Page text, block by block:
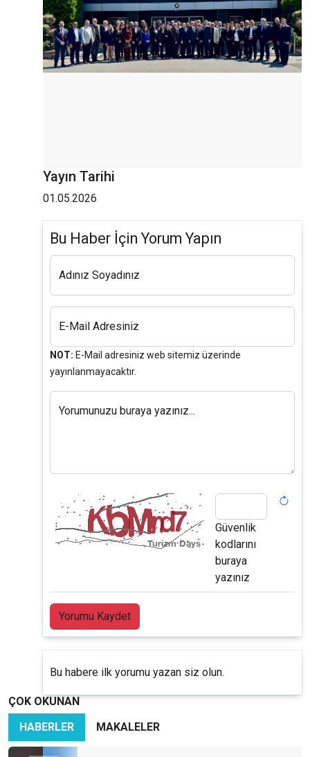
Yayın Tarihi
01.05.2026
Bu Haber İçin Yorum Yapın
Adınız Soyadınız
E-Mail Adresiniz
NOT: E-Mail adresiniz web sitemiz üzerinde
yayınlanmayacaktır.
Yorumunuzu buraya yazınız...
Güvenlik
kodlarını
buraya
yazınız
Yorumu Kaydet
Bu habere ilk yorumu yazan siz olun.
ÇOK OKUNAN
HABERLER
MAKALELER